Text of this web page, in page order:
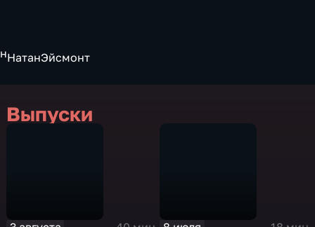
Подкаст о том,
звёздам, как
изучение
НатанЭйсмонт
Выпуски